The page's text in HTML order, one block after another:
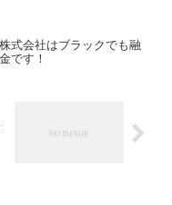
式会社はブラックでも融
です！